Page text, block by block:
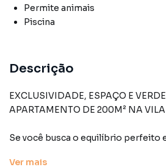
Permite animais
Piscina
Descrição
EXCLUSIVIDADE, ESPAÇO E
APARTAMENTO DE 200M² NA
Se você busca o equilíbrio perfeito
Ver mais